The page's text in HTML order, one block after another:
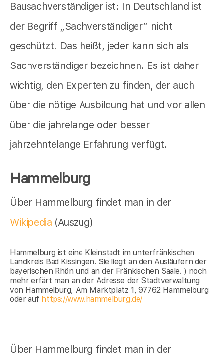
Bausachverständiger ist: In Deutschland ist
der Begriff „Sachverständiger“ nicht
geschützt. Das heißt, jeder kann sich als
Sachverständiger bezeichnen. Es ist daher
wichtig, den Experten zu finden, der auch
über die nötige Ausbildung hat und vor allen
über die jahrelange oder besser
jahrzehntelange Erfahrung verfügt.
Hammelburg
Über Hammelburg findet man in der
Wikipedia (Auszug)
Hammelburg ist eine Kleinstadt im unterfränkischen
Landkreis Bad Kissingen. Sie liegt an den Ausläufern der
bayerischen Rhön und an der Fränkischen Saale. ) noch
mehr erfärt man an der Adresse der Stadtverwaltung
von Hammelburg, Am Marktplatz 1, 97762 Hammelburg
oder auf https://www.hammelburg.de/
Über Hammelburg findet man in der